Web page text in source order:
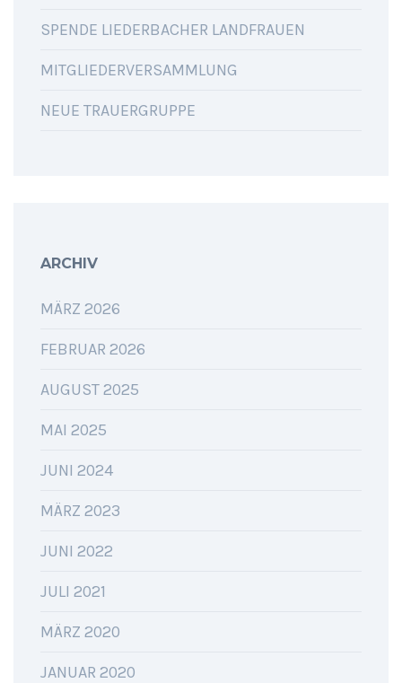
SPENDE LIEDERBACHER LANDFRAUEN
MITGLIEDERVERSAMMLUNG
NEUE TRAUERGRUPPE
ARCHIV
MÄRZ 2026
FEBRUAR 2026
AUGUST 2025
MAI 2025
JUNI 2024
MÄRZ 2023
JUNI 2022
JULI 2021
MÄRZ 2020
JANUAR 2020